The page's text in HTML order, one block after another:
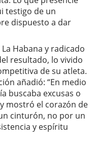
testigo de un
dispuesto a dar
Habana y radicado
resultado, lo vivido
de su atleta.
añadió: “En medio
buscaba excusas o
mostró el corazón de
cinturón, no por un
y espíritu